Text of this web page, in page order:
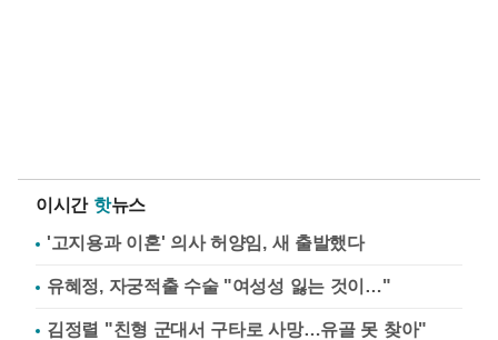
이시간 핫뉴스
'고지용과 이혼' 의사 허양임, 새 출발했다
유혜정, 자궁적출 수술 "여성성 잃는 것이…"
김정렬 "친형 군대서 구타로 사망…유골 못 찾아"